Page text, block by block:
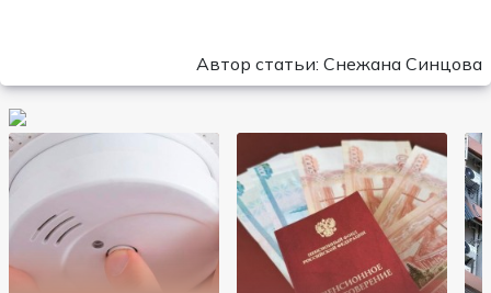
Автор статьи: Снежана Синцова